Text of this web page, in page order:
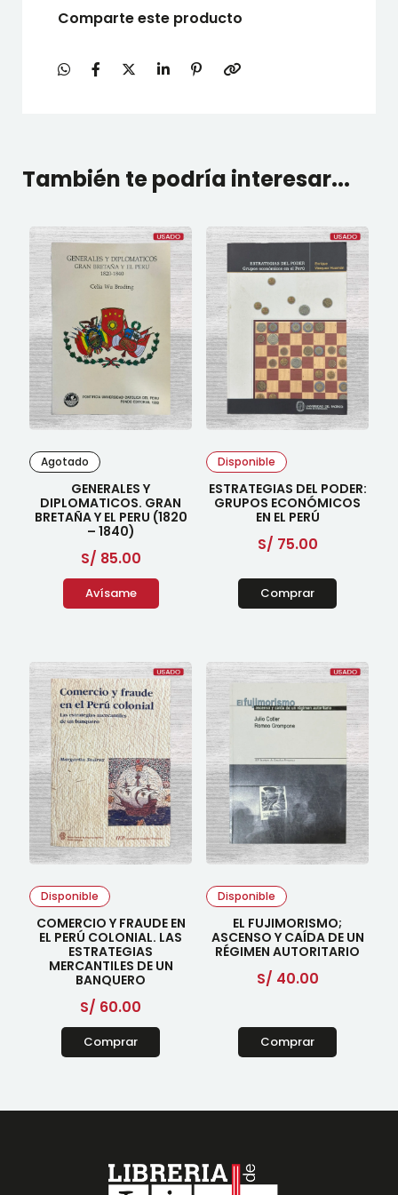
Comparte este producto
También te podría interesar...
Agotado
GENERALES Y
DIPLOMATICOS. GRAN
BRETAÑA Y EL PERU (1820
– 1840)
S/ 85.00
Avísame
Disponible
ESTRATEGIAS DEL PODER:
GRUPOS ECONÓMICOS
EN EL PERÚ
S/ 75.00
Comprar
Disponible
COMERCIO Y FRAUDE EN
EL PERÚ COLONIAL. LAS
ESTRATEGIAS
MERCANTILES DE UN
BANQUERO
S/ 60.00
Comprar
Disponible
EL FUJIMORISMO;
ASCENSO Y CAÍDA DE UN
RÉGIMEN AUTORITARIO
S/ 40.00
Comprar